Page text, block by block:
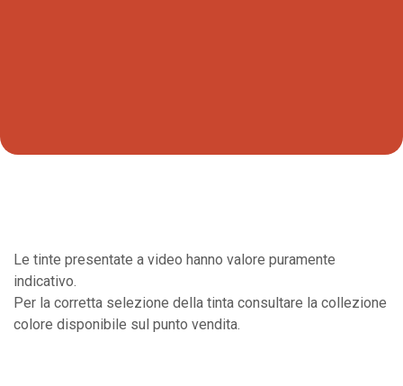
Le tinte presentate a video hanno valore puramente
indicativo.
Per la corretta selezione della tinta consultare la collezione
colore disponibile sul punto vendita.